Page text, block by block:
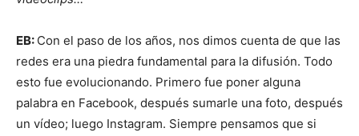
EB: Con el paso de los años, nos dimos cuenta de que las
redes era una piedra fundamental para la difusión. Todo
esto fue evolucionando. Primero fue poner alguna
palabra en Facebook, después sumarle una foto, después
un vídeo; luego Instagram. Siempre pensamos que si